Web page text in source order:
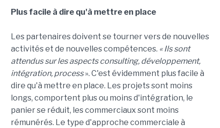
Plus facile à dire qu'à mettre en place
Les partenaires doivent se tourner vers de nouvelles
activités et de nouvelles compétences. « Ils sont
attendus sur les aspects consulting, développement,
intégration, process». C'est évidemment plus facile à
dire qu'à mettre en place. Les projets sont moins
longs, comportent plus ou moins d'intégration, le
panier se réduit, les commerciaux sont moins
rémunérés. Le type d'approche commerciale à